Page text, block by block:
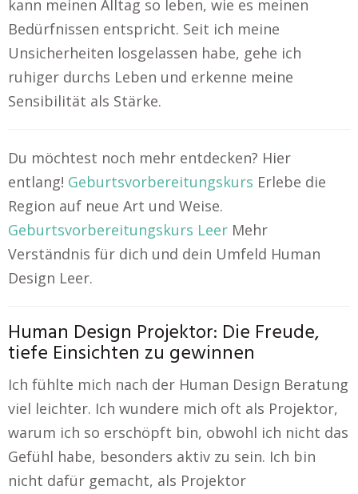
kann meinen Alltag so leben, wie es meinen
Bedürfnissen entspricht. Seit ich meine
Unsicherheiten losgelassen habe, gehe ich
ruhiger durchs Leben und erkenne meine
Sensibilität als Stärke.
Du möchtest noch mehr entdecken? Hier
entlang! Geburtsvorbereitungskurs Erlebe die
Region auf neue Art und Weise.
Geburtsvorbereitungskurs Leer Mehr
Verständnis für dich und dein Umfeld Human
Design Leer.
Human Design Projektor: Die Freude,
tiefe Einsichten zu gewinnen
Ich fühlte mich nach der Human Design Beratung
viel leichter. Ich wundere mich oft als Projektor,
warum ich so erschöpft bin, obwohl ich nicht das
Gefühl habe, besonders aktiv zu sein. Ich bin
nicht dafür gemacht, als Projektor